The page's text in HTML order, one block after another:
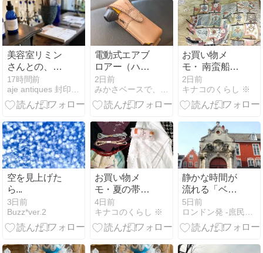
美容室リミン
さんとの、コ
ラボです
17時間前
電動式エアブ
ロアー（ハン
ディ暴風機）
が便利だった
ので、専用ケ
みた
2日前
お買い物メ
モ・ 南蛮船の
着物、アンテ
ィーク刺繍帯
など
2日前
キナコのくらし ※
空を見上げた
ら...
3日前
Buzz*ver.2
お買い物メ
モ・夏の帯締
め、和装小物
など
4日前
キナコのくらし ※
静かな時間が
流れる「ベギ
ンホフ」
5日前